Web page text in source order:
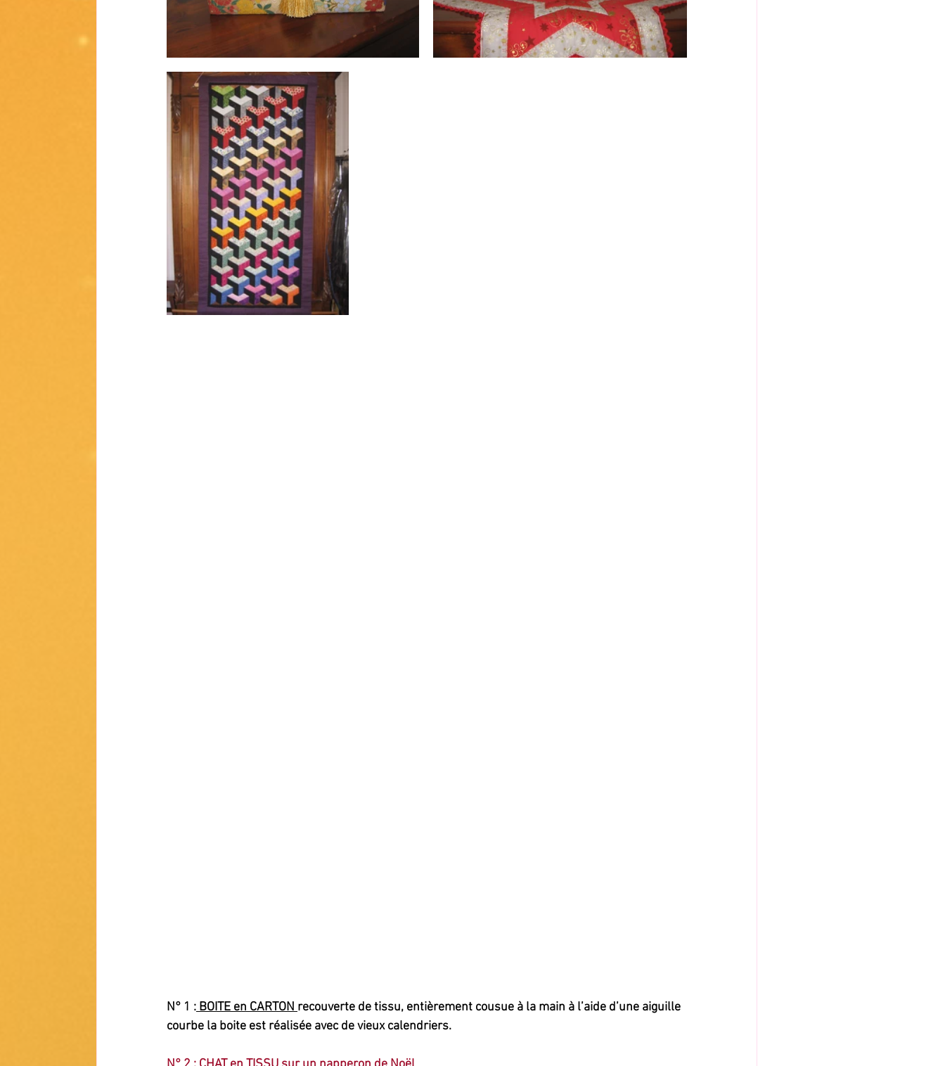
N° 1 : BOITE en CARTON recouverte de tissu, entièrement cousue à la main à l’aide d’une aiguille
courbe la boite est réalisée avec de vieux calendriers.